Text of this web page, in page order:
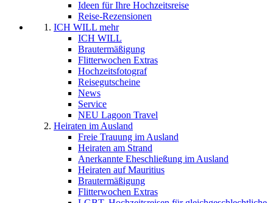
Ideen für Ihre Hochzeitsreise
Reise-Rezensionen
ICH WILL mehr
ICH WILL
Brautermäßigung
Flitterwochen Extras
Hochzeitsfotograf
Reisegutscheine
News
Service
NEU Lagoon Travel
Heiraten im Ausland
Freie Trauung im Ausland
Heiraten am Strand
Anerkannte Eheschließung im Ausland
Heiraten auf Mauritius
Brautermäßigung
Flitterwochen Extras